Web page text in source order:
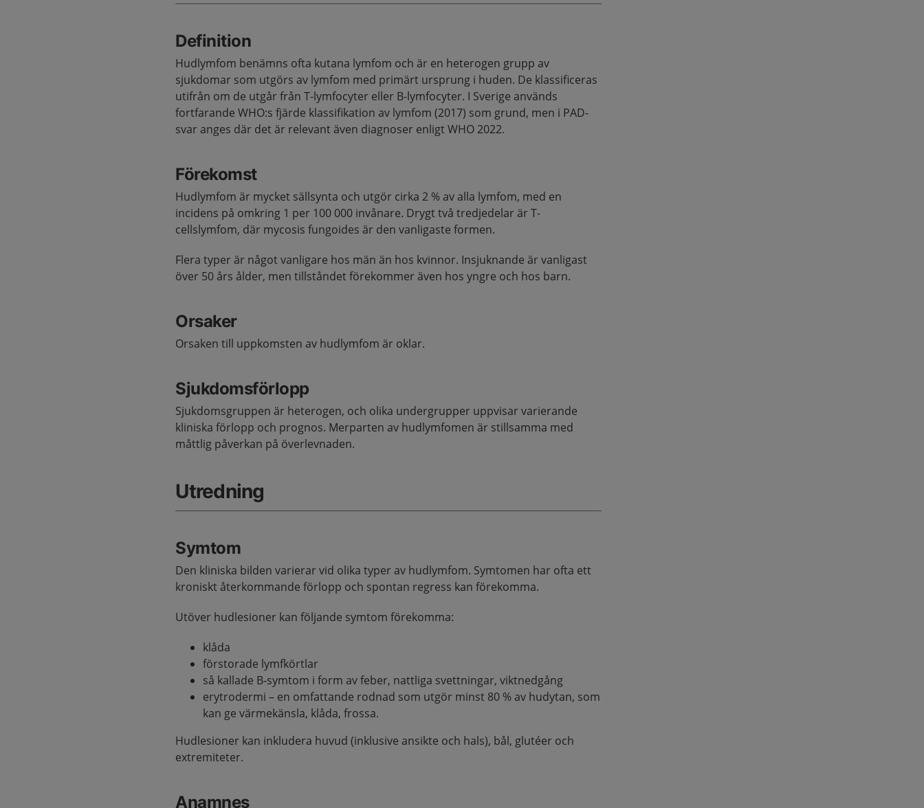
Definition
Hudlymfom benämns ofta kutana lymfom och är en heterogen grupp av
sjukdomar som utgörs av lymfom med primärt ursprung i huden. De klassificeras
utifrån om de utgår från T-lymfocyter eller B-lymfocyter. I Sverige används
fortfarande WHO:s fjärde klassifikation av lymfom (2017) som grund, men i PAD-
svar anges där det är relevant även diagnoser enligt WHO 2022.
Förekomst
Hudlymfom är mycket sällsynta och utgör cirka 2 % av alla lymfom, med en
incidens på omkring 1 per 100 000 invånare. Drygt två tredjedelar är T-
cellslymfom, där mycosis fungoides är den vanligaste formen.
Flera typer är något vanligare hos män än hos kvinnor. Insjuknande är vanligast
över 50 års ålder, men tillståndet förekommer även hos yngre och hos barn.
Orsaker
Orsaken till uppkomsten av hudlymfom är oklar.
Sjukdomsförlopp
Sjukdomsgruppen är heterogen, och olika undergrupper uppvisar varierande
kliniska förlopp och prognos. Merparten av hudlymfomen är stillsamma med
måttlig påverkan på överlevnaden.
Utredning
Symtom
Den kliniska bilden varierar vid olika typer av hudlymfom. Symtomen har ofta ett
kroniskt återkommande förlopp och spontan regress kan förekomma.
Utöver hudlesioner kan följande symtom förekomma:
klåda
förstorade lymfkörtlar
så kallade B‑symtom i form av feber, nattliga svettningar, viktnedgång
erytrodermi – en omfattande rodnad som utgör minst 80 % av hudytan, som
kan ge värmekänsla, klåda, frossa.
Hudlesioner kan inkludera huvud (inklusive ansikte och hals), bål, glutéer och
extremiteter.
Anamnes